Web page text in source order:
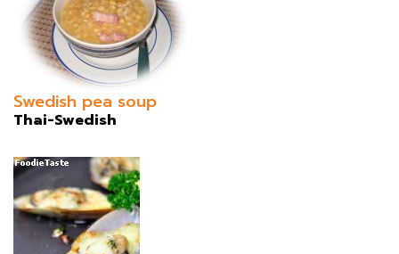
Swedish pea soup
Thai-Swedish